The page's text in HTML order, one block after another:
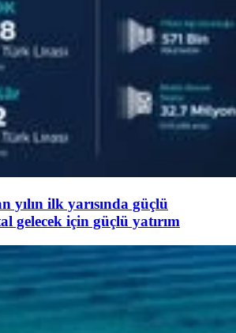
yılın ilk yarısında güçlü
gelecek için güçlü yatırım